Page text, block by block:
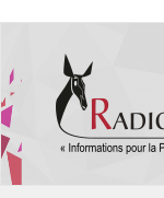
contenu
principal